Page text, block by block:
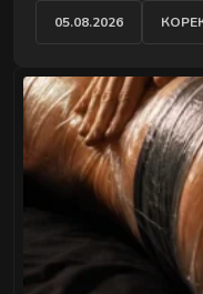
ПІДТЯГУЄ ТІЛО
05.08.2026
розслаблюють